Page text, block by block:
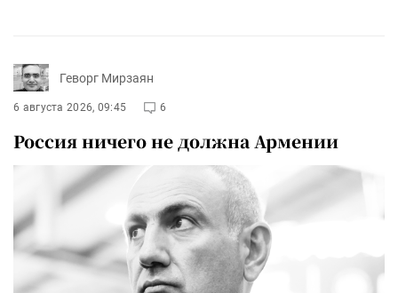
Геворг Мирзаян
6 августа 2026, 09:45 6
Россия ничего не должна Армении